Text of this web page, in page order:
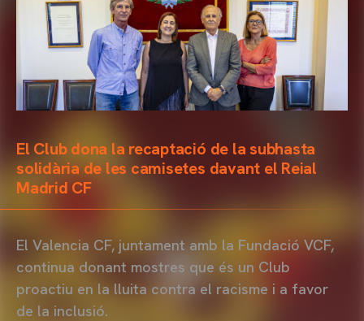
El Club dona la recaptació de la subhasta
solidària de les camisetes davant el Reial
Madrid CF
El Valencia CF, juntament amb la Fundació VCF,
continua donant mostres que és un Club
proactiu en la lluita contra el racisme i a favor
de la inclusió.